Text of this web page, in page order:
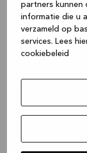
partners kunnen
informatie die u
verzameld op
services. Lees
cookiebeleid